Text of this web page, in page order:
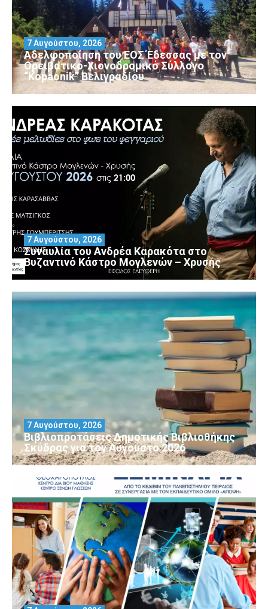
Αδελφοποίηση του ΕΟΣ Έδεσσας με τον
Ορειβατικό-Χιονοδρομικό Σύλλογο
“Kopaonik” Βελιγραδίου
7 Αυγούστου, 2026
Συναυλία του Ανδρέα Καρακότα στο
Βυζαντινό Κάστρο Μογλενών – Χρυσής
7 Αυγούστου, 2026
Βιβλιοπροτάσεις Δημοτικής Βιβλιοθήκης
Σκύδρας για τον Αύγούστο 2026
7 Αυγούστου, 2026